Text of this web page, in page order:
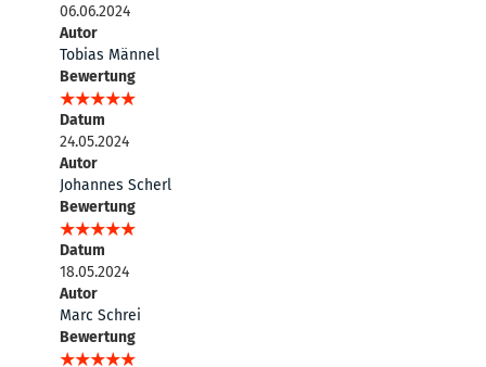
06.06.2024
Autor
Tobias Männel
Bewertung
Datum
24.05.2024
Autor
Johannes Scherl
Bewertung
Datum
18.05.2024
Autor
Marc Schrei
Bewertung